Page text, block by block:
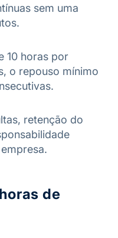
sem uma
10 horas por
o repouso mínimo
retenção do
de